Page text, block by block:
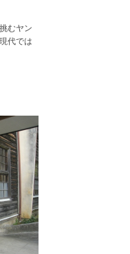
むヤン
代では